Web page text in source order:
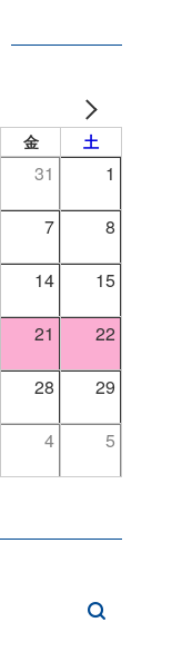
金 土
31 1
7 8
14 15
21 22
28 29
4 5